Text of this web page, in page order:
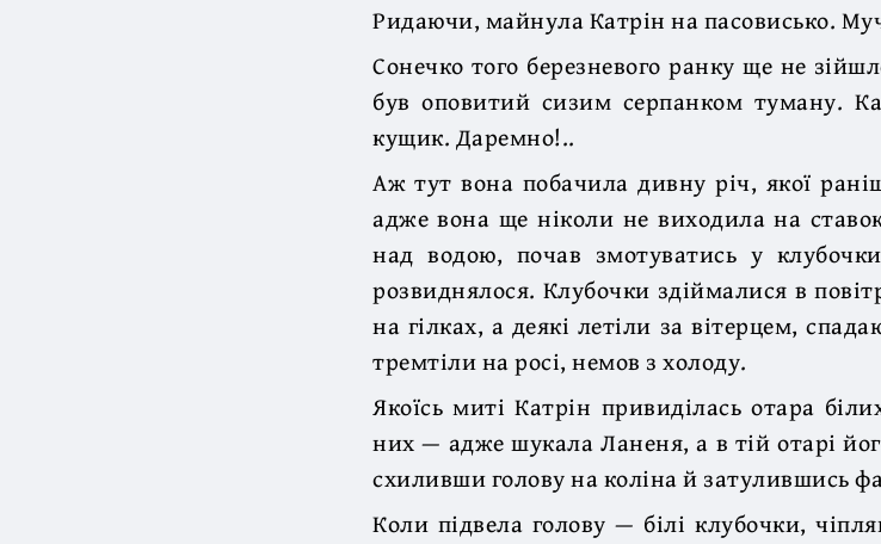
Ридаючи, майнула Катрін на пасовисько.
Сонечко того березневого ранку ще не
був оповитий сизим серпанком туману.
кущик. Даремно!..
Аж тут вона побачила дивну річ, якої
адже вона ще ніколи не виходила на
над водою, почав змотуватись у
розвиднялося. Клубочки здіймалися в
на гілках, а деякі летіли за вітерцем,
тремтіли на росі, немов з холоду.
Якоїсь миті Катрін привиділась отара
них — адже шукала Ланеня, а в тій отарі
схиливши голову на коліна й затулившись
Коли підвела голову — білі клубочки,